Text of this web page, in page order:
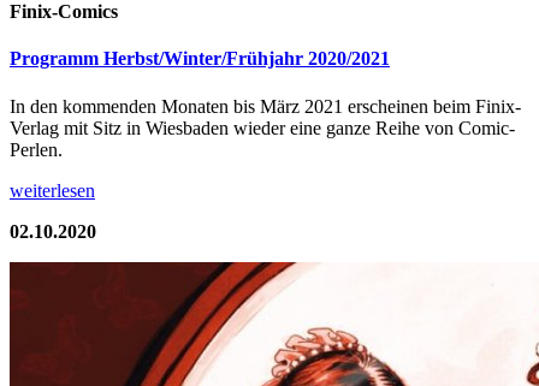
Finix-Comics
Programm Herbst/Winter/Frühjahr 2020/2021
In den kommenden Monaten bis März 2021 erscheinen beim Finix-
Verlag mit Sitz in Wiesbaden wieder eine ganze Reihe von Comic-
Perlen.
weiterlesen
02.10.2020